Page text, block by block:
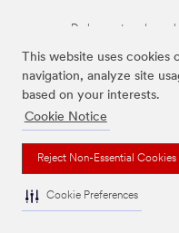
This website uses
navigation, analyze site
based on your interests.
Cookie Notice
Reject Non-Essential Cookies
Cookie Preferences
De bovenstaande